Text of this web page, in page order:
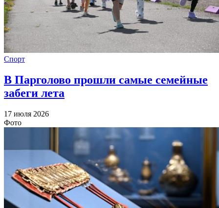
Спорт
В Парголово прошли самые семейные
забеги лета
17 июля 2026
Фото